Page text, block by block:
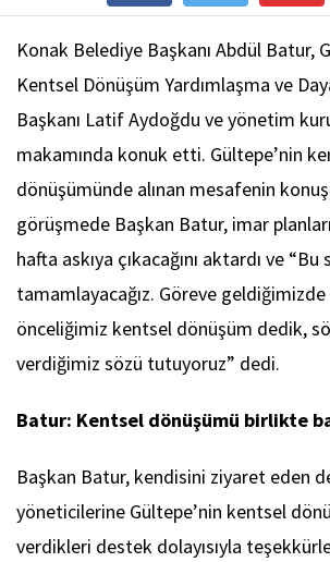
Konak Belediye Başkanı Abdül Batur,
Kentsel Dönüşüm Yardımlaşma ve
Başkanı Latif Aydoğdu ve yönetim
makamında konuk etti. Gültepe’nin
dönüşümünde alınan mesafenin
görüşmede Başkan Batur, imar
hafta askıya çıkacağını aktardı ve
tamamlayacağız. Göreve
önceliğimiz kentsel dönüşüm dedik,
verdiğimiz sözü tutuyoruz” dedi.
Batur: Kentsel dönüşümü birlikte
Başkan Batur, kendisini ziyaret eden
yöneticilerine Gültepe’nin kentsel
verdikleri destek dolayısıyla